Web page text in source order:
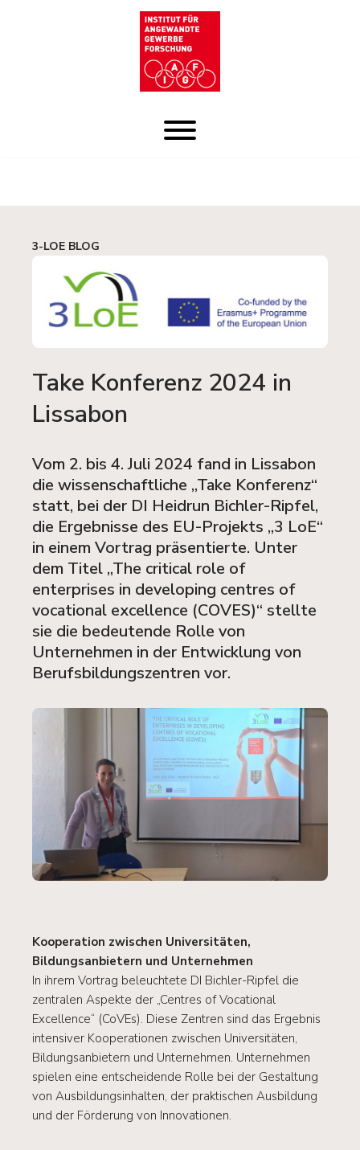
3-LOE BLOG
Take Konferenz 2024 in
Lissabon
Vom 2. bis 4. Juli 2024 fand in Lissabon
die wissenschaftliche „Take Konferenz“
statt, bei der DI Heidrun Bichler-Ripfel,
die Ergebnisse des EU-Projekts „3 LoE“
in einem Vortrag präsentierte. Unter
dem Titel „The critical role of
enterprises in developing centres of
vocational excellence (COVES)“ stellte
sie die bedeutende Rolle von
Unternehmen in der Entwicklung von
Berufsbildungszentren vor.
Kooperation zwischen Universitäten,
Bildungsanbietern und Unternehmen
In ihrem Vortrag beleuchtete DI Bichler-Ripfel die
zentralen Aspekte der „Centres of Vocational
Excellence“ (CoVEs). Diese Zentren sind das Ergebnis
intensiver Kooperationen zwischen Universitäten,
Bildungsanbietern und Unternehmen. Unternehmen
spielen eine entscheidende Rolle bei der Gestaltung
von Ausbildungsinhalten, der praktischen Ausbildung
und der Förderung von Innovationen.